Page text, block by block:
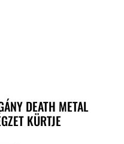
DEATH METAL
KÜRTJE